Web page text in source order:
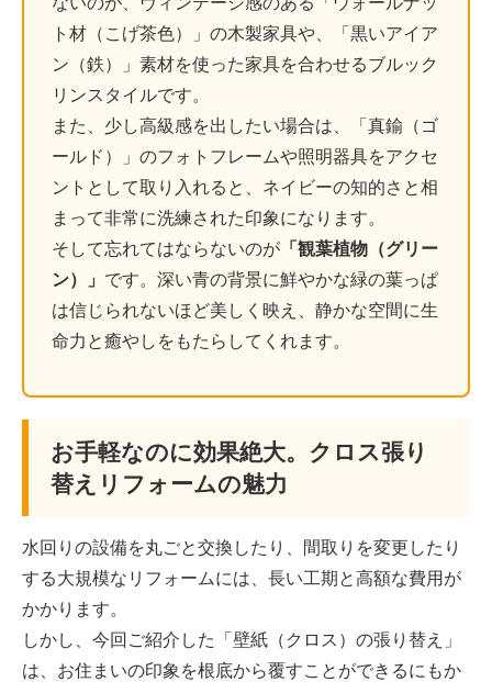
ト材（こげ茶色）」の木製家具や、「黒いアイア
ン（鉄）」素材を使った家具を合わせるブルック
リンスタイルです。
また、少し高級感を出したい場合は、「真鍮（ゴ
ールド）」のフォトフレームや照明器具をアクセ
ントとして取り入れると、ネイビーの知的さと相
まって非常に洗練された印象になります。
そして忘れてはならないのが 「観葉植物（グリー
ン）」 です。深い青の背景に鮮やかな緑の葉っぱ
は信じられないほど美しく映え、静かな空間に生
命力と癒やしをもたらしてくれます。
お手軽なのに効果絶大。クロス張り
替えリフォームの魅力
水回りの設備を丸ごと交換したり、間取りを変更したり
する大規模なリフォームには、長い工期と高額な費用が
かかります。
しかし、今回ご紹介した「壁紙（クロス）の張り替え」
は、お住まいの印象を根底から覆すことができるにもか